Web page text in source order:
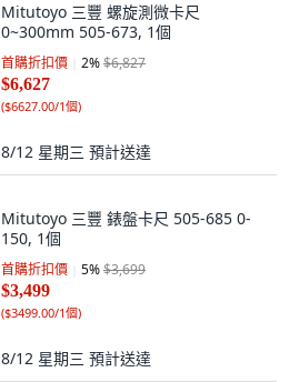
Mitutoyo 三豐 螺旋測微卡尺
0~300mm 505-673, 1個
首購折扣價 2%$6,827
$6,627
($6627.00/1個)
8/12 星期三 預計送達
Mitutoyo 三豐 錶盤卡尺 505-685 0-
150, 1個
首購折扣價 5%$3,699
$3,499
($3499.00/1個)
8/12 星期三 預計送達